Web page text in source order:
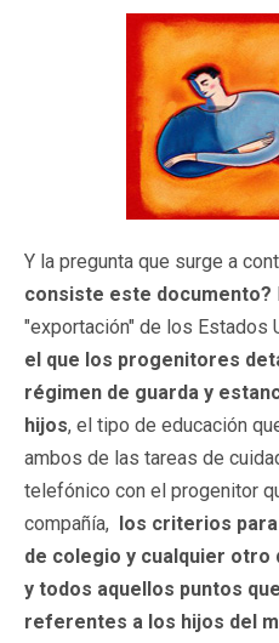
Y la pregunta que surge a
consiste este documento?
"exportación" de los Estados
el que los progenitores
régimen de guarda y
hijos, el tipo de educación
ambos de las tareas de
telefónico con el progenitor
compañía, los criterios
de colegio y cualquier otro
y todos aquellos puntos
referentes a los hijos del